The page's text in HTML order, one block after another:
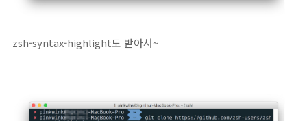
zsh-syntax-highlight도 받아서~